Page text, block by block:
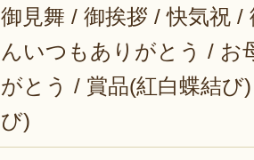
御見舞 / 御挨拶 / 快気祝 /
んいつもありがとう / お
がとう / 賞品(紅白蝶結び
び)